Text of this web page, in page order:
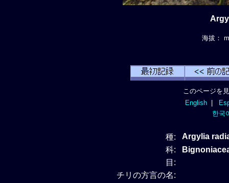
海拔：
このページを
English|
한국
種:
Argylia
科:
目:
チリの方言の名: